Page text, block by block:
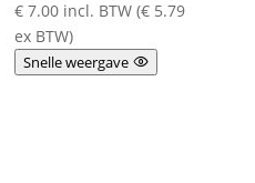
€ 7.00 incl. BTW (€ 5.79
ex BTW)
Snelle weergave